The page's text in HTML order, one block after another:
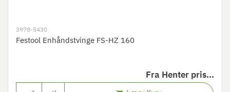
3978-5430
Festool Enhåndstvinge FS-HZ 160
Fra Henter pris...